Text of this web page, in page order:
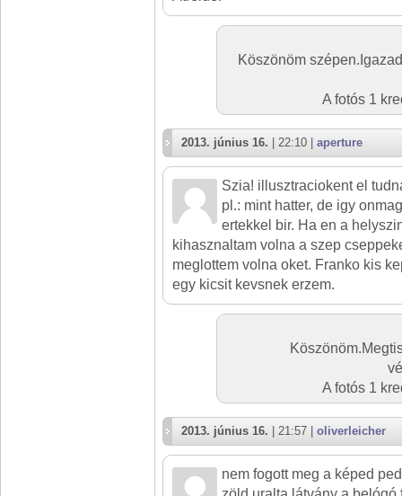
Köszönöm
A fotós 1
2013. június 16. | 22:10 | aperture
Szia! illusztraciokent el
pl.: mint hatter, de igy
ertekkel bir. Ha en a
kihasznaltam volna a szep
meglottem volna oket. Franko kis
egy kicsit kevsnek erzem.
A fotós 1
2013. június 16. | 21:57 | oliverleicher
nem fogott meg a képed